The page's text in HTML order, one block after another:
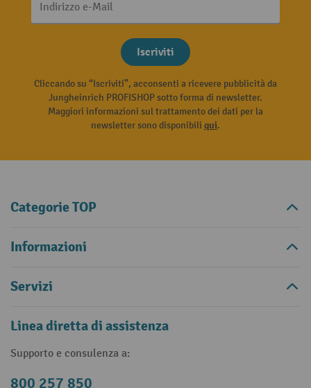
Indirizzo e-Mail
Iscriviti
Cliccando su “Iscriviti”, acconsenti a ricevere pubblicità da
Jungheinrich PROFISHOP sotto forma di newsletter.
Maggiori informazioni sul trattamento dei dati per la
newsletter sono disponibili qui.
Categorie TOP
Informazioni
Servizi
Linea diretta di assistenza
Supporto e consulenza a:
800 257 850